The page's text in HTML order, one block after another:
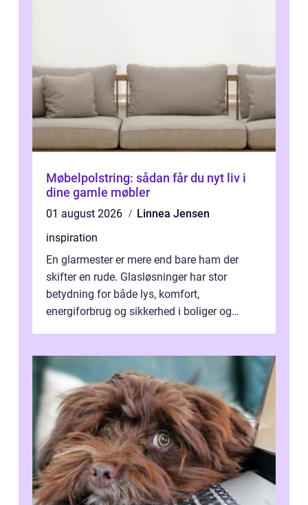
Møbelpolstring: sådan får du nyt liv i
dine gamle møbler
01 august 2026
Linnea Jensen
inspiration
En glarmester er mere end bare ham der
skifter en rude. Glasløsninger har stor
betydning for både lys, komfort,
energiforbrug og sikkerhed i boliger og